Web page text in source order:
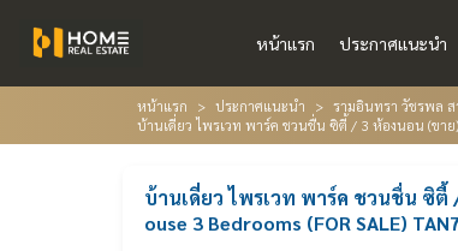
หน้าแรก ประกาศแนะนำ
หน้าแรก ประกาศแนะนำ
รามอินทรา วัชรพล
บ้านเดี่ยว ไพรเวท พาร์ค ชวนชื่น ซิตี้ / 3 ห้องนอน (ขาย),
บ้านเดี่ยว ไพรเวท พาร์ค ชวนชื่น ซิตี้
ouse 3 Bedrooms (FOR SALE)